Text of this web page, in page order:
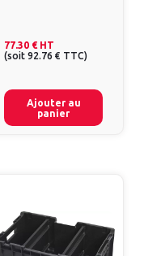
77.30 € HT
(soit 92.76 € TTC)
Ajouter au
panier